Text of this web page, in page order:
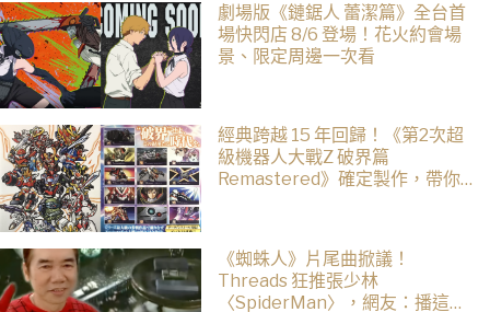
劇場版《鏈鋸人 蕾潔篇》全台首
場快閃店 8/6 登場！花火約會場
景、限定周邊一次看
經典跨越 15 年回歸！《第2次超
級機器人大戰Z 破界篇
Remastered》確定製作，帶你
《蜘蛛人》片尾曲掀議！
Threads 狂推張少林
〈SpiderMan〉，網友：播這個